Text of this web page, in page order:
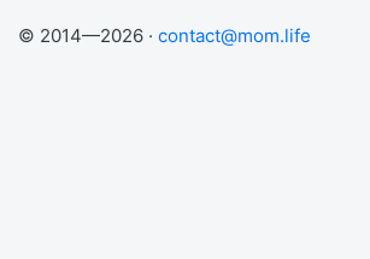
© 2014—2026 · contact@mom.life